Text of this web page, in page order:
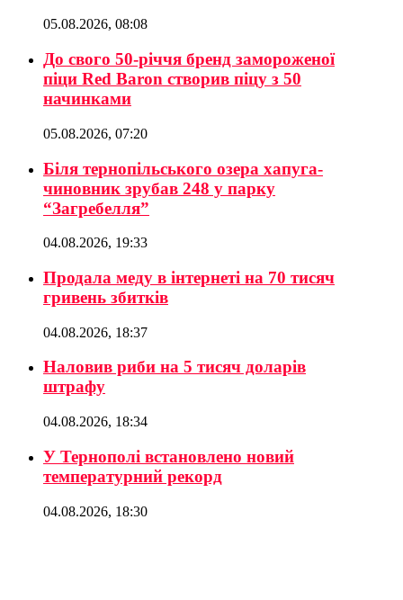
05.08.2026, 08:08
До свого 50-річчя бренд замороженої
піци Red Baron створив піцу з 50
начинками
05.08.2026, 07:20
Біля тернопільського озера хапуга-
чиновник зрубав 248 у парку
“Загребелля”
04.08.2026, 19:33
Продала меду в інтернеті на 70 тисяч
гривень збитків
04.08.2026, 18:37
Наловив риби на 5 тисяч доларів
штрафу
04.08.2026, 18:34
У Тернополі встановлено новий
температурний рекорд
04.08.2026, 18:30